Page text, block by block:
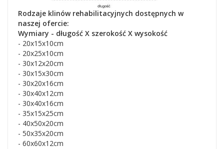
Rodzaje klinów rehabilitacyjnych dostępnych w
naszej ofercie:
Wymiary - długość X szerokość X wysokość
- 20x15x10cm
- 20x25x10cm
- 30x12x20cm
- 30x15x30cm
- 30x20x16cm
- 30x40x12cm
- 30x40x16cm
- 35x15x25cm
- 40x50x20cm
- 50x35x20cm
- 60x60x12cm